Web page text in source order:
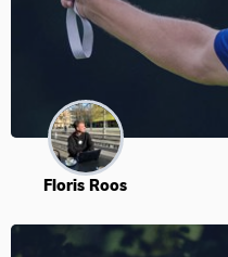
Floris Roos